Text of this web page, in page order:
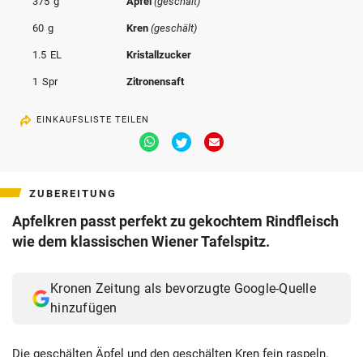
Muthgasse 2, 1190 Wien
60 g Kren(geschält)
1.5 EL Kristallzucker
1 Spr Zitronensaft
EINKAUFSLISTE TEILEN
Via
Whatsapp
Via
Twitter
Via
ZUBEREITUNG
Apfelkren passt perfekt zu gekochtem Rindfleisch
wie dem klassischen Wiener Tafelspitz.
Kronen Zeitung als bevorzugte Google-Quelle
hinzufügen
Die geschälten Äpfel und den geschälten Kren fein raspeln.